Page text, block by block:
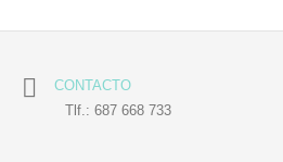
CONTACTO
Tlf.: 687 668 733